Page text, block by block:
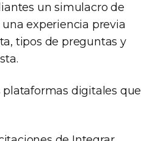
un simulacro de
experiencia previa
tipos de preguntas y
plataformas digitales que